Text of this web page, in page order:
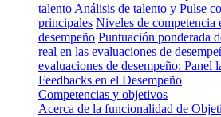
talento Análisis de talento y Pulse
principales Niveles de competencia
desempeño Puntuación ponderada
real en las evaluaciones de
evaluaciones de desempeño: Panel
Feedbacks en el Desempeño
Competencias y objetivos
Acerca de la funcionalidad de